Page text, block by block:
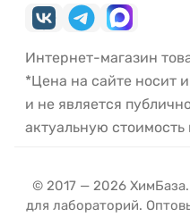
Интернет-магазин
*Цена на сайте носит
и не является
актуальную
© 2017 — 2026
для лабораторий.